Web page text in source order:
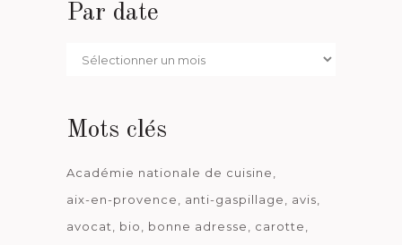
Par date
Par
Mots clés
Académie nationale de cuisine
aix-en-provence
anti-gaspillage
avis
avocat
bio bonne adresse
carotte